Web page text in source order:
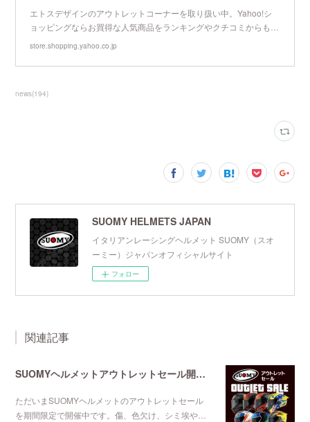
エトスデザインのアウトレットコーナーを取り扱い中。Yahoo!シ
ョッピングならお買得な人気商品をランキングやクチコミからも…
store.shopping.yahoo.co.jp
news(194)
SUOMY HELMETS JAPAN
イタリアンレーシングヘルメット SUOMY（スオ
ーミー）ジャパンオフィシャルサイト
フォロー
関連記事
SUOMYヘルメットアウトレットセール開催中
ただいまSUOMYヘルメットのアウトレットセール
を期間限定で開催中です。傷、色欠け、シミ埃や…